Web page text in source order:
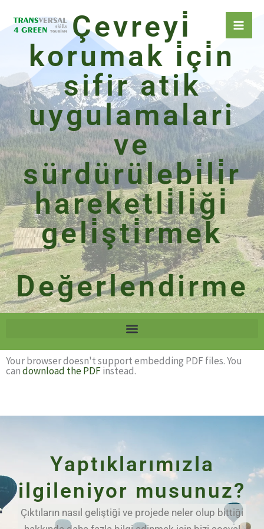
atla
Çevreyi̇
korumak i̇çi̇n
sifir atik
uygulamalari
ve
sürdürülebi̇li̇r
hareketli̇li̇ği̇
geli̇şti̇rmek
Değerlendirme
Your browser doesn't support embedding PDF files. You
candownload the PDFinstead.
Yaptıklarımızla
ilgileniyor musunuz?
Çıktıların nasıl geliştiği ve projede neler olup bittiği